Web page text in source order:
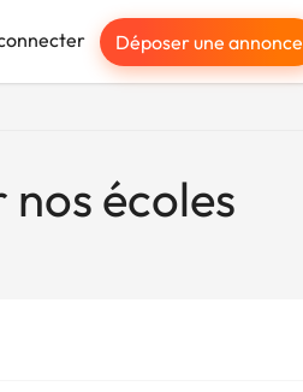
Déposer une annonce
écoles